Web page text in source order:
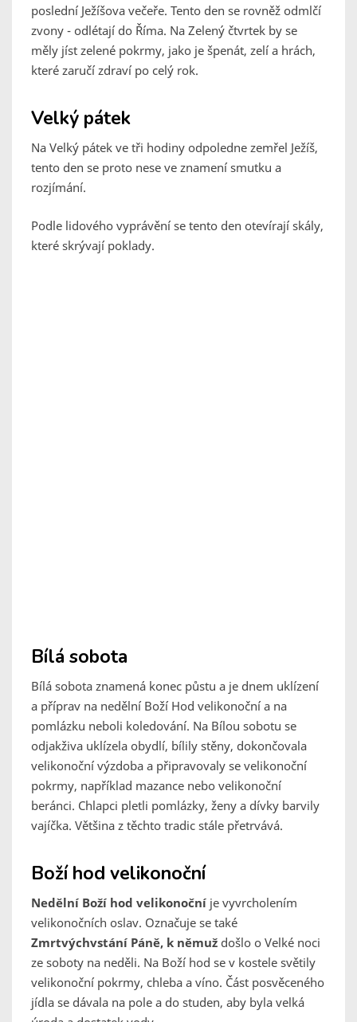
poslední Ježíšova večeře. Tento den se rovněž odmlčí
zvony - odlétají do Říma. Na Zelený čtvrtek by se
měly jíst zelené pokrmy, jako je špenát, zelí a hrách,
které zaručí zdraví po celý rok.
Velký pátek
Na Velký pátek ve tři hodiny odpoledne zemřel Ježíš,
tento den se proto nese ve znamení smutku a
rozjímání.
Podle lidového vyprávění se tento den otevírají skály,
které skrývají poklady.
Bílá sobota
Bílá sobota znamená konec půstu a je dnem uklízení
a příprav na nedělní Boží Hod velikonoční a na
pomlázku neboli koledování. Na Bílou sobotu se
odjakživa uklízela obydlí, bílily stěny, dokončovala
velikonoční výzdoba a připravovaly se velikonoční
pokrmy, například mazance nebo velikonoční
beránci. Chlapci pletli pomlázky, ženy a dívky barvily
vajíčka. Většina z těchto tradic stále přetrvává.
Boží hod velikonoční
Nedělní Boží hod velikonoční je vyvrcholením
velikonočních oslav. Označuje se také
Zmrtvýchvstání Páně, k němuž došlo o Velké noci
ze soboty na neděli. Na Boží hod se v kostele světily
velikonoční pokrmy, chleba a víno. Část posvěceného
jídla se dávala na pole a do studen, aby byla velká